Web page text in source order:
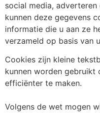
social media,
kunnen deze gegevens
informatie die u aan ze
verzameld op basis van
Cookies zijn kleine
kunnen worden gebruikt
efficiënter te maken.
Volgens de wet mogen